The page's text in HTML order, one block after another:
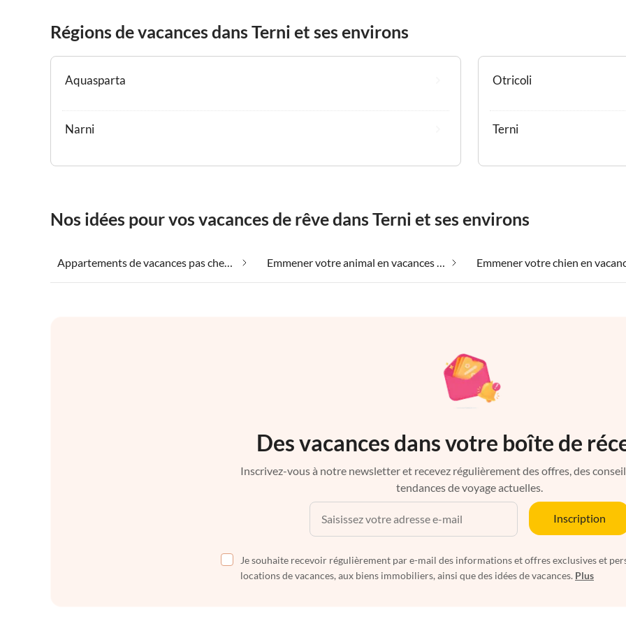
Régions de vacances dans Terni et ses environs
Aquasparta
Narni
Otricoli
Terni
Nos idées pour vos vacances de rêve dans Terni et ses environs
Appartements de vacances pas chers dans Terni et ses environs Emmener votre animal en vacances dans Terni et ses environs
Des vacances dans votre boîte de
Inscrivez-vous à notre newsletter et recevez régulièrement des offres, des
tendances de voyage actuelles.
Inscription
Je souhaite recevoir régulièrement par e-mail des informations et offres exclusives et
locations de vacances, aux biens immobiliers, ainsi que des idées de vacances. Plus